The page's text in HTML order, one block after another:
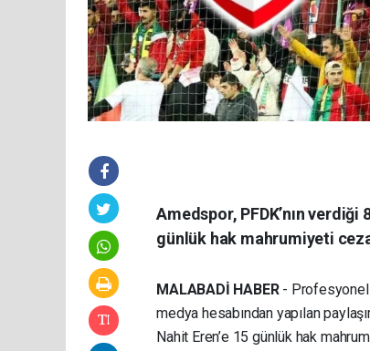
Amedspor, PFDK’nın verdiği
günlük hak mahrumiyeti
MALABADİ HABER- Profesyonel
medya hesabından yapılan
Nahit Eren’e 15 günlük hak